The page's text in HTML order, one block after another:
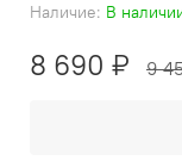
Наличие: В
8 690 ₽ 9